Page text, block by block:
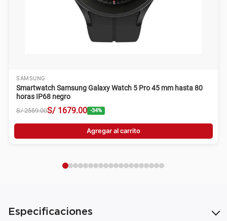
SAMSUNG
Smartwatch Samsung Galaxy Watch 5 Pro 45 mm hasta 80
horas IP68 negro
S/ 2559.00S/ 1679.00 -34%
Agregar al carrito
Especificaciones